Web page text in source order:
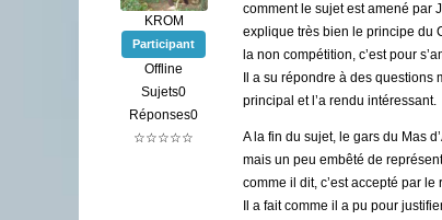
KROM
Participant
Offline
Sujets0
Réponses0
☆☆☆☆☆
comment le sujet est amené par
explique très bien le principe du
la non compétition, c’est pour
Il a su répondre à des
principal et l’a rendu intéressant.
A la fin du sujet, le gars du Mas
mais un peu embêté de
comme il dit, c’est accepté par le
Il a fait comme il a pu pour